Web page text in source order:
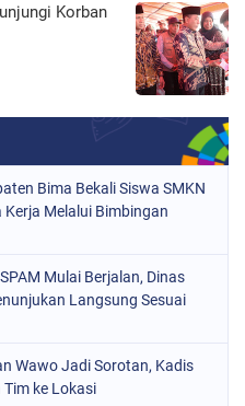
Korban
Bima Bekali Siswa SMKN
Kerja Melalui Bimbingan
Mulai Berjalan, Dinas
Langsung Sesuai
Wawo Jadi Sorotan, Kadis
ke Lokasi